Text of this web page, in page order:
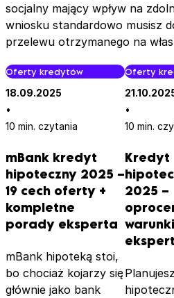
socjalny mający wpływ na
wniosku standardowo musisz
przelewu otrzymanego na
Oferty kredytów
18.09.2025
•
10 min. czytania
mBank kredyt
hipoteczny 2025 –
19 cech oferty +
kompletne
porady eksperta
mBank hipoteką stoi,
bo chociaż kojarzy się
głównie jako bank
Oferty
•
10 min.
Kredyt
2025 –